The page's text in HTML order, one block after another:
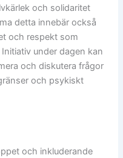
och solidaritet
detta innebär också
och respekt som
under dagen kan
och diskutera frågor
och psykiskt
och inkluderande